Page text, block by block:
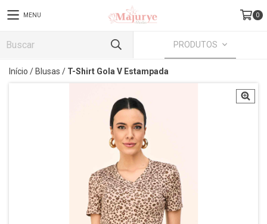
MENU 0
PRODUTOS
Início / Blusas / T-Shirt Gola V Estampada